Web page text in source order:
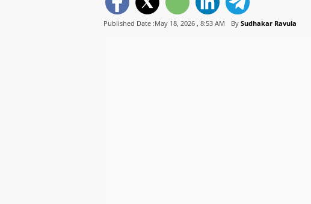
Published Date :May 18, 2026 , 8:53 AM By Sudhakar Ravula